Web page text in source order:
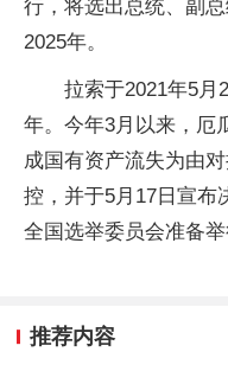
行，将选出总统、副
2025年。
拉索于2021年5月
年。今年3月以来，厄
成国有资产流失为由
控，并于5月17日宣布
全国选举委员会准备
推荐内容